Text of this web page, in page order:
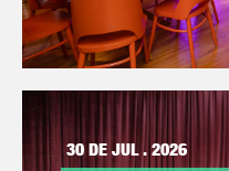
30 DE JUL . 2026